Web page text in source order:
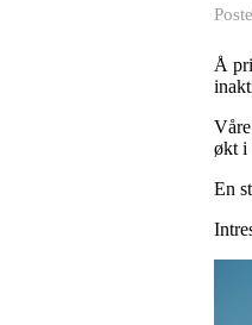
Å
økt i
En